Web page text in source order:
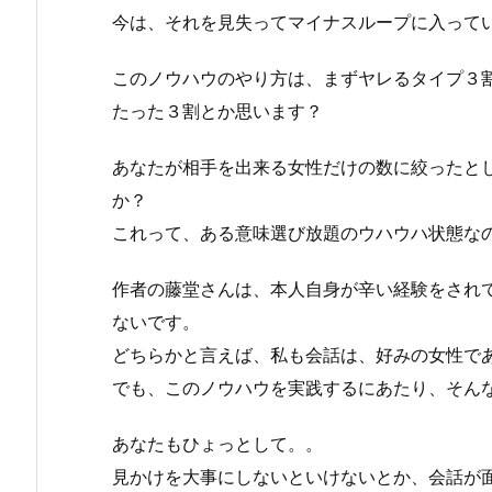
今は、それを見失ってマイナスループに入って
このノウハウのやり方は、まずヤレるタイプ３
たった３割とか思います？
あなたが相手を出来る女性だけの数に絞った
か？
これって、ある意味選び放題のウハウハ状態な
作者の藤堂さんは、本人自身が辛い経験をさ
ないです。
どちらかと言えば、私も会話は、好みの女性
でも、このノウハウを実践するにあたり、そ
あなたもひょっとして。。
見かけを大事にしないといけないとか、会話